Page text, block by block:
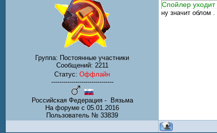
Группа: Постоянные участники
Сообщений: 2211
Статус: Оффлайн
-------------------------------
Российская Федерация - Вязьма
На форуме с 05.01.2016
Пользователь № 33839
Спойлер уходит
ну значит облом .